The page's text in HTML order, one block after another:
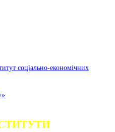
соціально-економічних